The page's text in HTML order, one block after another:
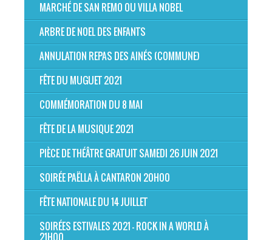
MARCHÉ DE SAN REMO OU VILLA NOBEL
ARBRE DE NOEL DES ENFANTS
ANNULATION REPAS DES AINÉS (COMMUNE)
FÊTE DU MUGUET 2021
COMMÉMORATION DU 8 MAI
FÊTE DE LA MUSIQUE 2021
PIÈCE DE THÉÂTRE GRATUIT SAMEDI 26 JUIN 2021
SOIRÉE PAËLLA À CANTARON 20H00
FÊTE NATIONALE DU 14 JUILLET
SOIRÉES ESTIVALES 2021 - ROCK IN A WORLD À